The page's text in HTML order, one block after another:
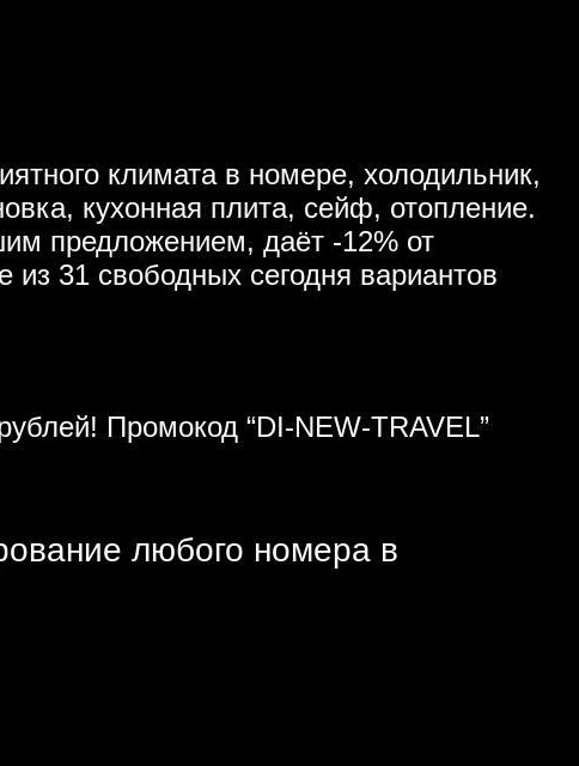
климата в номере, холодильник,
кухонная плита, сейф, отопление.
предложением, даёт -12% от
31 свободных сегодня вариантов
Промокод “DI-NEW-TRAVEL”
любого номера в